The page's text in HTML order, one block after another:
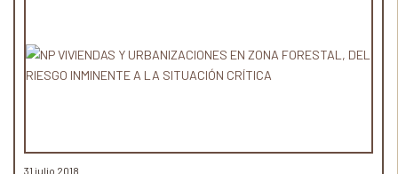
31 julio 2018